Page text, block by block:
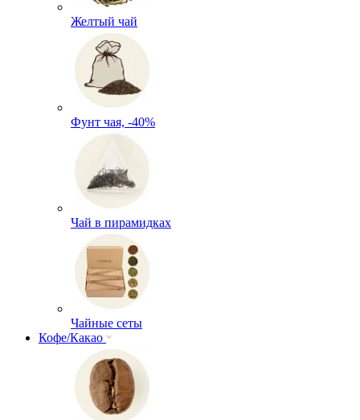
Желтый чай
Фунт чая, -40%
Чай в пирамидках
Чайные сеты
Кофе/Какао